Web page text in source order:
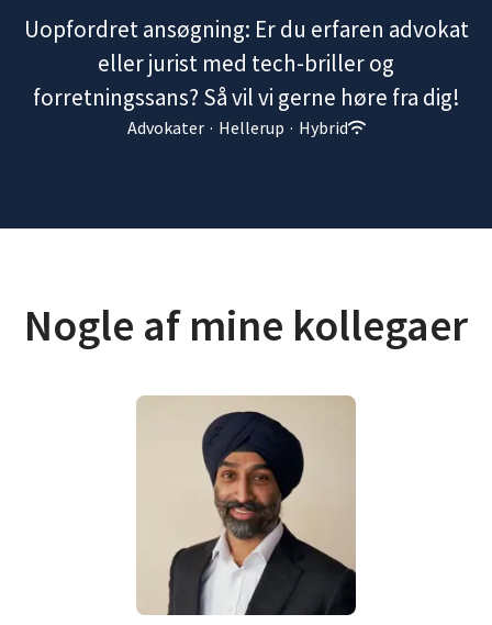
Uopfordret ansøgning: Er du erfaren advokat
eller jurist med tech-briller og
forretningssans? Så vil vi gerne høre fra dig!
Advokater · Hellerup · Hybrid
Nogle af mine kollegaer